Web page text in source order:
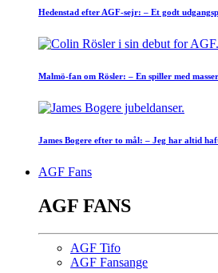
Hedenstad efter AGF-sejr: – Et godt
Malmö-fan om Rösler: – En spiller med
James Bogere efter to mål: – Jeg har altid
AGF Fans
AGF FANS
AGF Tifo
AGF Fansange